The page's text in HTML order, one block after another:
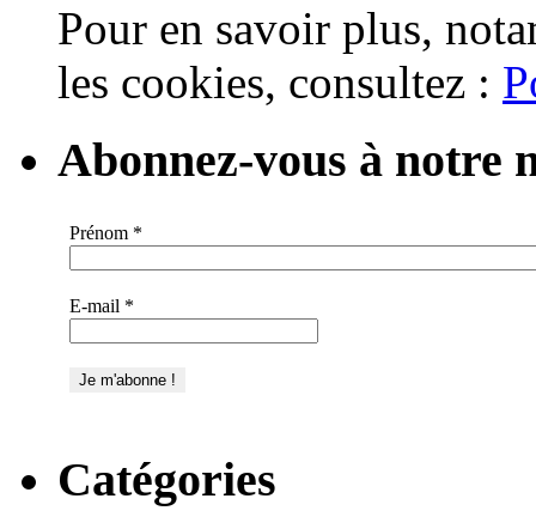
Pour en savoir plus,
les cookies, consultez :
Abonnez-vous à notre
Prénom *
E-mail *
Catégories